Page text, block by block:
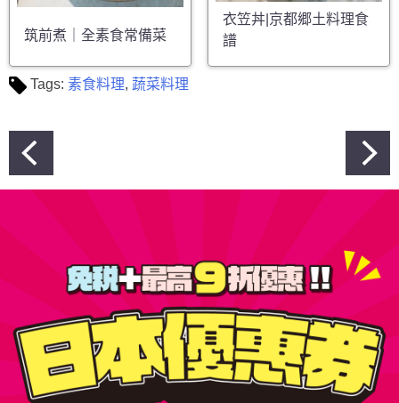
筑前煮｜全素食常備菜
衣笠丼|京都郷土料理食
譜
Tags: 素食料理, 蔬菜料理
文
章